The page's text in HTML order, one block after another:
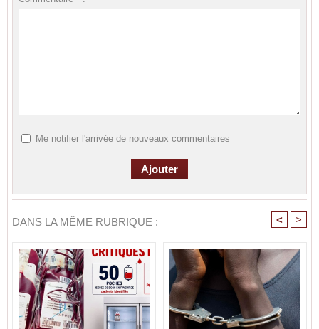
Me notifier l'arrivée de nouveaux commentaires
DANS LA MÊME RUBRIQUE : < >